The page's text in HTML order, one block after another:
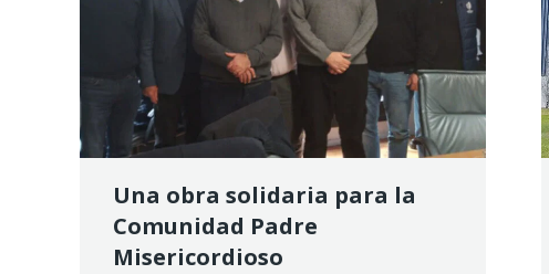
Una obra solidaria para la
Comunidad Padre
Misericordioso